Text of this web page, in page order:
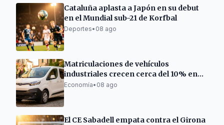
Cataluña aplasta a Japón en su debut
en el Mundial sub-21 de Korfbal
Deportes• 08 ago
Matriculaciones de vehículos
industriales crecen cerca del 10% en
Cataluña
Economía• 08 ago
El CE Sabadell empata contra el Girona